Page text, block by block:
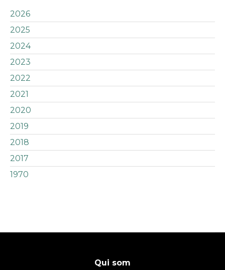
2026
2025
2024
2023
2022
2021
2020
2019
2018
2017
1970
Qui som